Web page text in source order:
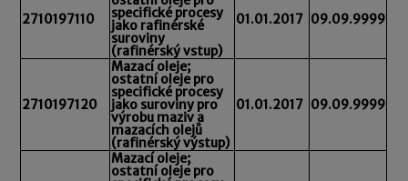
2710197110 specifické procesy
jako rafinérské
suroviny
(rafinérský vstup)
01.01.2017 09.09.9999
2710197120
Mazací oleje;
ostatní oleje pro
specifické procesy
jako suroviny pro
výrobu maziv a
mazacích olejů
(rafinérský výstup)
01.01.2017 09.09.9999
Mazací oleje;
ostatní oleje pro